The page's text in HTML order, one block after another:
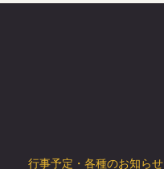
行事予定・各種のお知らせ